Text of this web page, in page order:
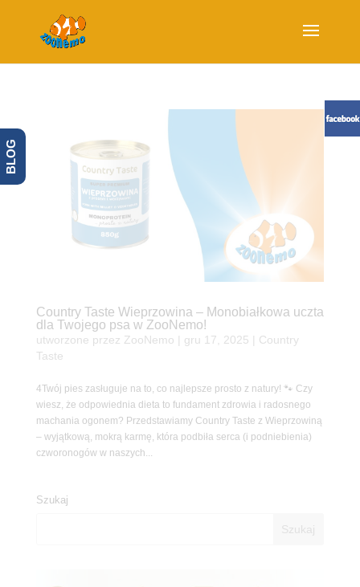
Country Taste Wieprzowina – Monobiałkowa uczta
dla Twojego psa w ZooNemo!
utworzone przez ZooNemo gru 17, 2025
Country
Taste
4Twój pies zasługuje na to, co najlepsze prosto z natury! 🐾 Czy
wiesz, że odpowiednia dieta to fundament zdrowia i radosnego
machania ogonem? Przedstawiamy Country Taste z Wieprzowiną
– wyjątkową, mokrą karmę, która podbiła serca (i podniebienia)
czworonogów w naszych...
Szukaj
BLOG